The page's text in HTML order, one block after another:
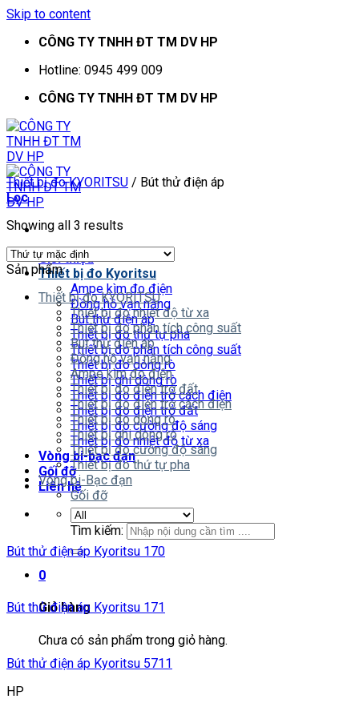
Skip to content
CÔNG TY TNHH ĐT TM DV HP
Hotline: 0945 499 009
CÔNG TY TNHH ĐT TM DV HP
Giới thiệu
Thiết bị đo Kyoritsu
Ampe kìm đo điện
Đồng hồ vạn năng
Bút thử điện áp
Thiết bị đo thứ tự pha
Thiết bị đo phân tích công suất
Thiết bị đo dòng rò
Thiết bị ghi dòng rò
Thiết bị đo điện trở cách điện
Thiết bị đo điện trở đất
Thiết bị đo cường độ sáng
Thiết bị đo nhiệt độ từ xa
Vòng bi-bạc đạn
Gối đỡ
Liên hệ
Tìm kiếm:
0
Giỏ hàng
Chưa có sản phẩm trong giỏ hàng.
Thiết bị đo KYORITSU / Bút thử điện áp
Lọc
Showing all 3 results
Sản phẩm
Thiết bị đo KYORITSU
Thiết bị đo nhiệt độ từ xa
Thiết bị đo phân tích công suất
Bút thử điện áp
Đồng hồ vạn năng
Ampe kìm đo điện
Thiết bị đo điện trở đất
Thiết bị đo điện trở cách điện
Thiết bị đo dòng rò
Thiết bị ghi dòng rò
Thiết bị đo cường độ sáng
Thiết bị đo thứ tự pha
Vòng bi-Bạc đạn
Gối đỡ
Bút thử điện áp Kyoritsu 170
Bút thử điện áp Kyoritsu 171
Bút thử điện áp Kyoritsu 5711
HP